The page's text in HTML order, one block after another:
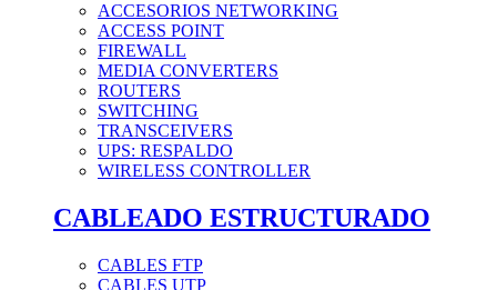
ACCESORIOS NETWORKING
ACCESS POINT
FIREWALL
MEDIA CONVERTERS
ROUTERS
SWITCHING
TRANSCEIVERS
UPS: RESPALDO
WIRELESS CONTROLLER
CABLEADO ESTRUCTURADO
CABLES FTP
CABLES UTP